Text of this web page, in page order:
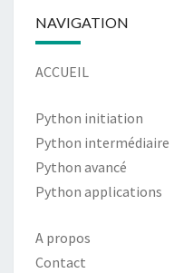
NAVIGATION
ACCUEIL
Python initiation
Python intermédiaire
Python avancé
Python applications
A propos
Contact